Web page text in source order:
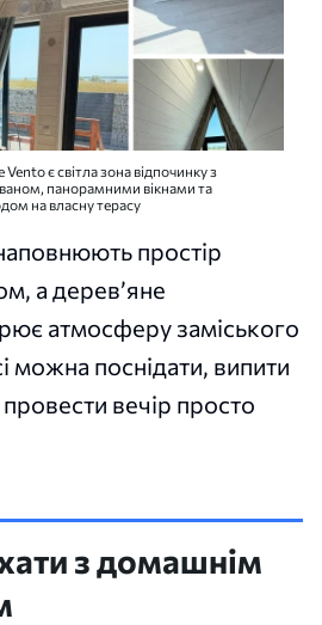
є світла зона відпочинку з
панорамними вікнами та
на власну терасу
простір
а дерев’яне
атмосферу заміського
можна поснідати, випити
вечір просто
з домашнім